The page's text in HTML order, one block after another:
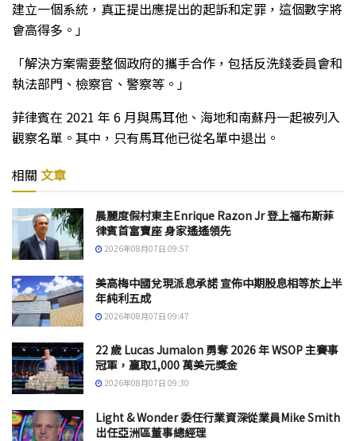
建立一個系統，真正提出應提出的起訴和定罪，這個數字將
會高得多。」
「解決方案需要整個政府的攜手合作，包括反洗錢委員會和
執法部門、檢察官、警察等。」
菲律賓在 2021 年 6 月與馬耳他、海地和南蘇丹一起被列入
觀察名單。其中，只有馬耳他已從名單中退出。
相關 文章
晨麗度假村東主Enrique Razon Jr 登上福布斯菲
律賓首富寶座 身家遙遙領先
2026年08月07日 09:57
美高梅中國兌現派息承諾 宣佈中期股息相等於上半
年純利五成
2026年08月07日 09:47
22 歲 Lucas Jumalon 勇奪 2026 年 WSOP 主賽事
冠軍，贏取1,000 萬美元獎金
2026年08月07日 09:30
Light & Wonder 委任行業資深從業員Mike Smith
出任亞洲區董事總經理